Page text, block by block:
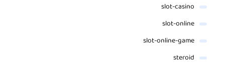
slot-casino
slot-online
slot-online-game
steroid